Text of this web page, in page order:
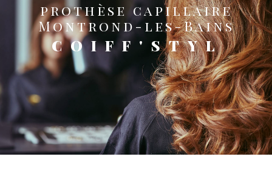
prothèse capillaire
Montrond-les-Bains
COIFF'STYL